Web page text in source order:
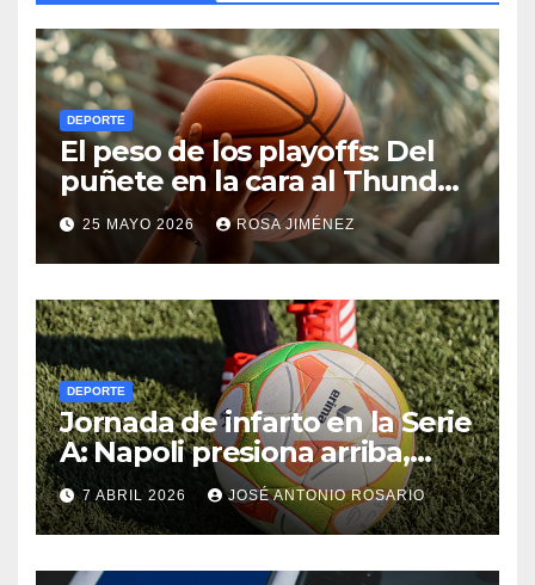
DEPORTE
El peso de los playoffs: Del
puñete en la cara al Thunder
hasta el olimpo de las
leyendas de la NBA
25 MAYO 2026 ROSA JIMÉNEZ
DEPORTE
Jornada de infarto en la Serie
A: Napoli presiona arriba,
Juventus cumple y el
Udinese suma fuera de casa
7 ABRIL 2026 JOSÉ ANTONIO ROSARIO